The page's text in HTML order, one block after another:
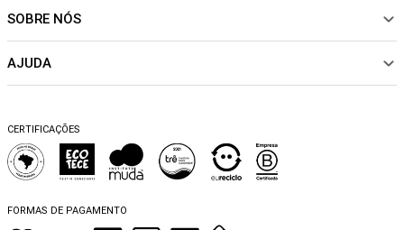
CALÇADOS
SALE
Sobre Nós
Sustentabilidade
Trocas e Devoluções
Perguntas Frequentes
Blog
SOBRE NÓS
Política de pagamento
AJUDA
Dicas de cuidados
Falar no WhatsApp
CERTIFICAÇÕES
FORMAS DE PAGAMENTO